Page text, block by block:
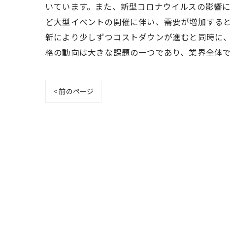
いています。また、新型コロナウイルスの影響
ど大型イベントの開催に伴い、需要が増加する
新により少しずつコストダウンが進むと同時に
格の動向は大きな課題の一つであり、業界全体
< 前のページ